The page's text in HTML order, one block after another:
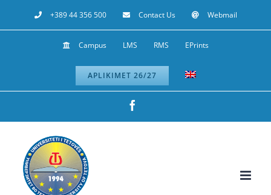
to
+389 44 356 500 Contact Us Webmail
Campus LMS RMS EPrints
APLIKIMET 26/27